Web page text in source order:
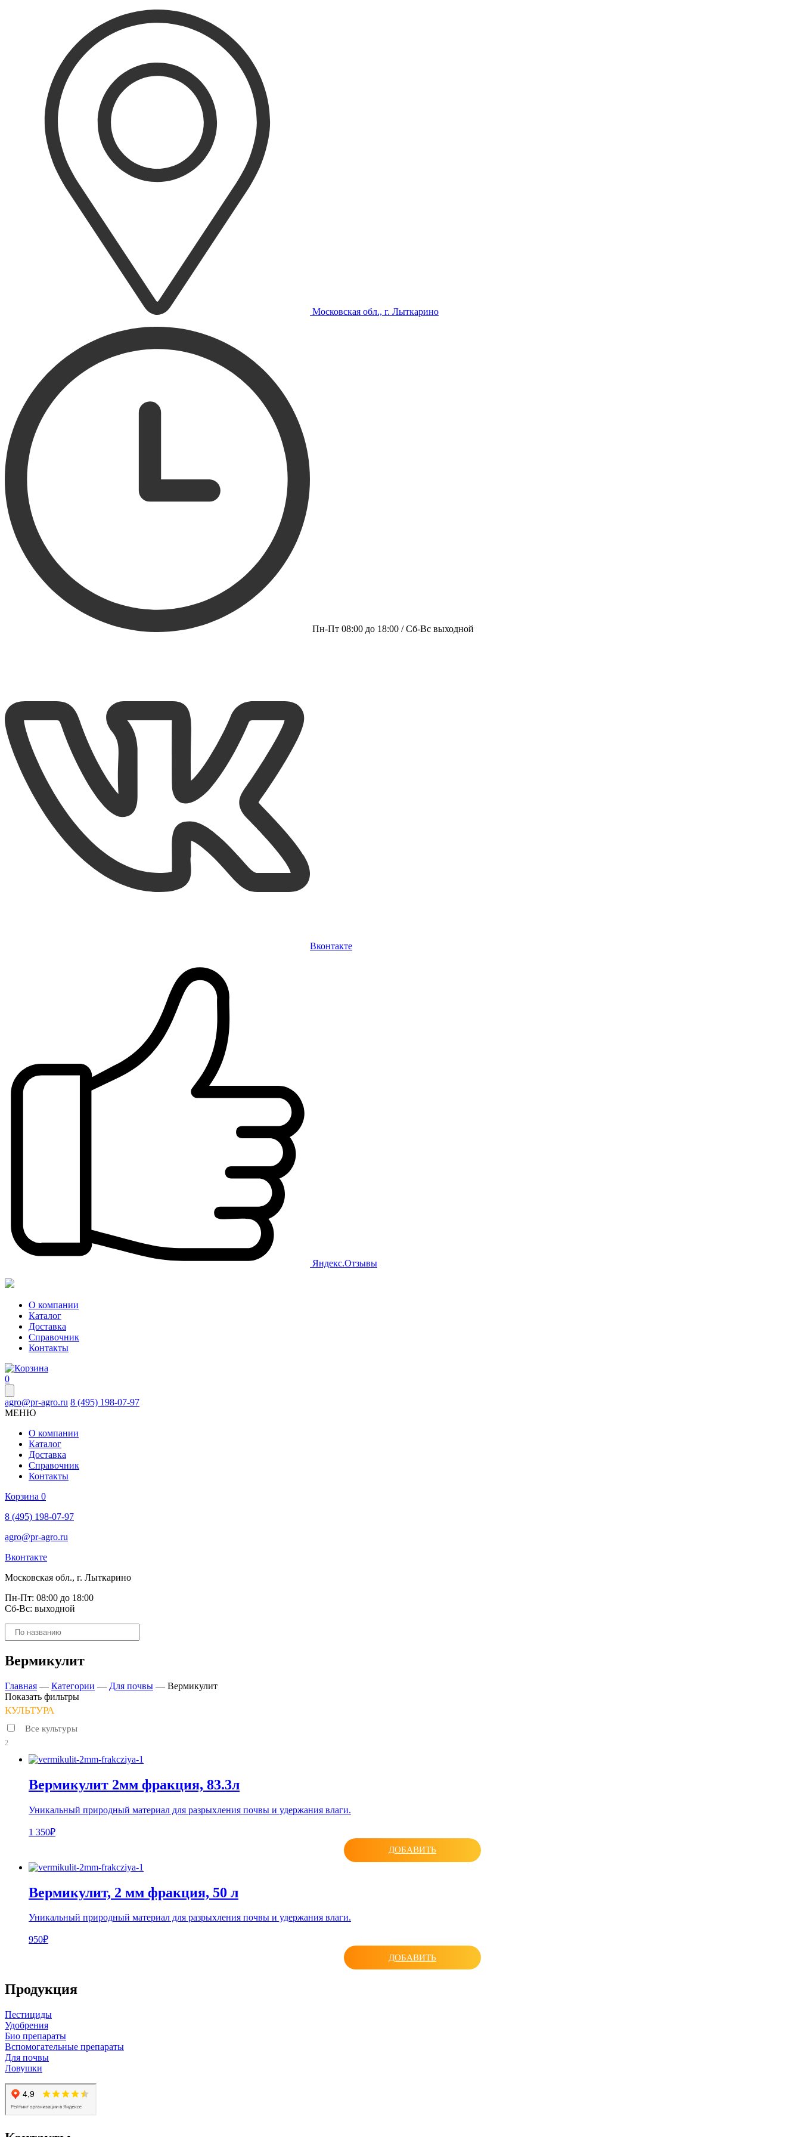
Московская обл., г. Лыткарино
Пн-Пт 08:00 до 18:00 / Сб-Вс выходной
Вконтакте
Яндекс.Отзывы
О компании
Каталог
Доставка
Справочник
Контакты
0
agro@pr-agro.ru 8 (495) 198-07-97
МЕНЮ
О компании
Каталог
Доставка
Справочник
Контакты
Корзина 0
8 (495) 198-07-97
agro@pr-agro.ru
Вконтакте
Московская обл., г. Лыткарино
Пн-Пт: 08:00 до 18:00
Сб-Вс: выходной
Поиск
товаров
Вермикулит
Главная — Категории — Для почвы — Вермикулит
Показать фильтры
КУЛЬТУРА
Все культуры
2
Вермикулит 2мм фракция, 83.3л
Уникальный природный материал для разрыхления почвы и удержания влаги.
1 350₽
ДОБАВИТЬ
Вермикулит, 2 мм фракция, 50 л
Уникальный природный материал для разрыхления почвы и удержания влаги.
950₽
ДОБАВИТЬ
Продукция
Пестициды
Удобрения
Био препараты
Вспомогательные препараты
Для почвы
Ловушки